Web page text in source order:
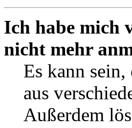
Ich habe mich
nicht mehr
Es kann
aus
Außerdem